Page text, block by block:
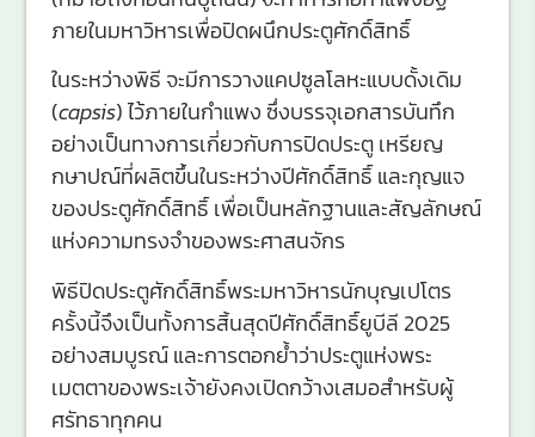
ภายในมหาวิหารเพื่อปิดผนึกประตูศักดิ์สิทธิ์
ในระหว่างพิธี จะมีการวางแคปซูลโลหะแบบดั้งเดิม
(capsis) ไว้ภายในกำแพง ซึ่งบรรจุเอกสารบันทึก
อย่างเป็นทางการเกี่ยวกับการปิดประตู เหรียญ
กษาปณ์ที่ผลิตขึ้นในระหว่างปีศักดิ์สิทธิ์ และกุญแจ
ของประตูศักดิ์สิทธิ์ เพื่อเป็นหลักฐานและสัญลักษณ์
แห่งความทรงจำของพระศาสนจักร
พิธีปิดประตูศักดิ์สิทธิ์พระมหาวิหารนักบุญเปโตร
ครั้งนี้จึงเป็นทั้งการสิ้นสุดปีศักดิ์สิทธิ์ยูบีลี 2025
อย่างสมบูรณ์ และการตอกย้ำว่าประตูแห่งพระ
เมตตาของพระเจ้ายังคงเปิดกว้างเสมอสำหรับผู้
ศรัทธาทุกคน